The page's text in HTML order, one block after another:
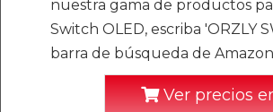
nuestra gama de productos
Switch OLED, escriba 'ORZLY
barra de búsqueda de
Ver precios